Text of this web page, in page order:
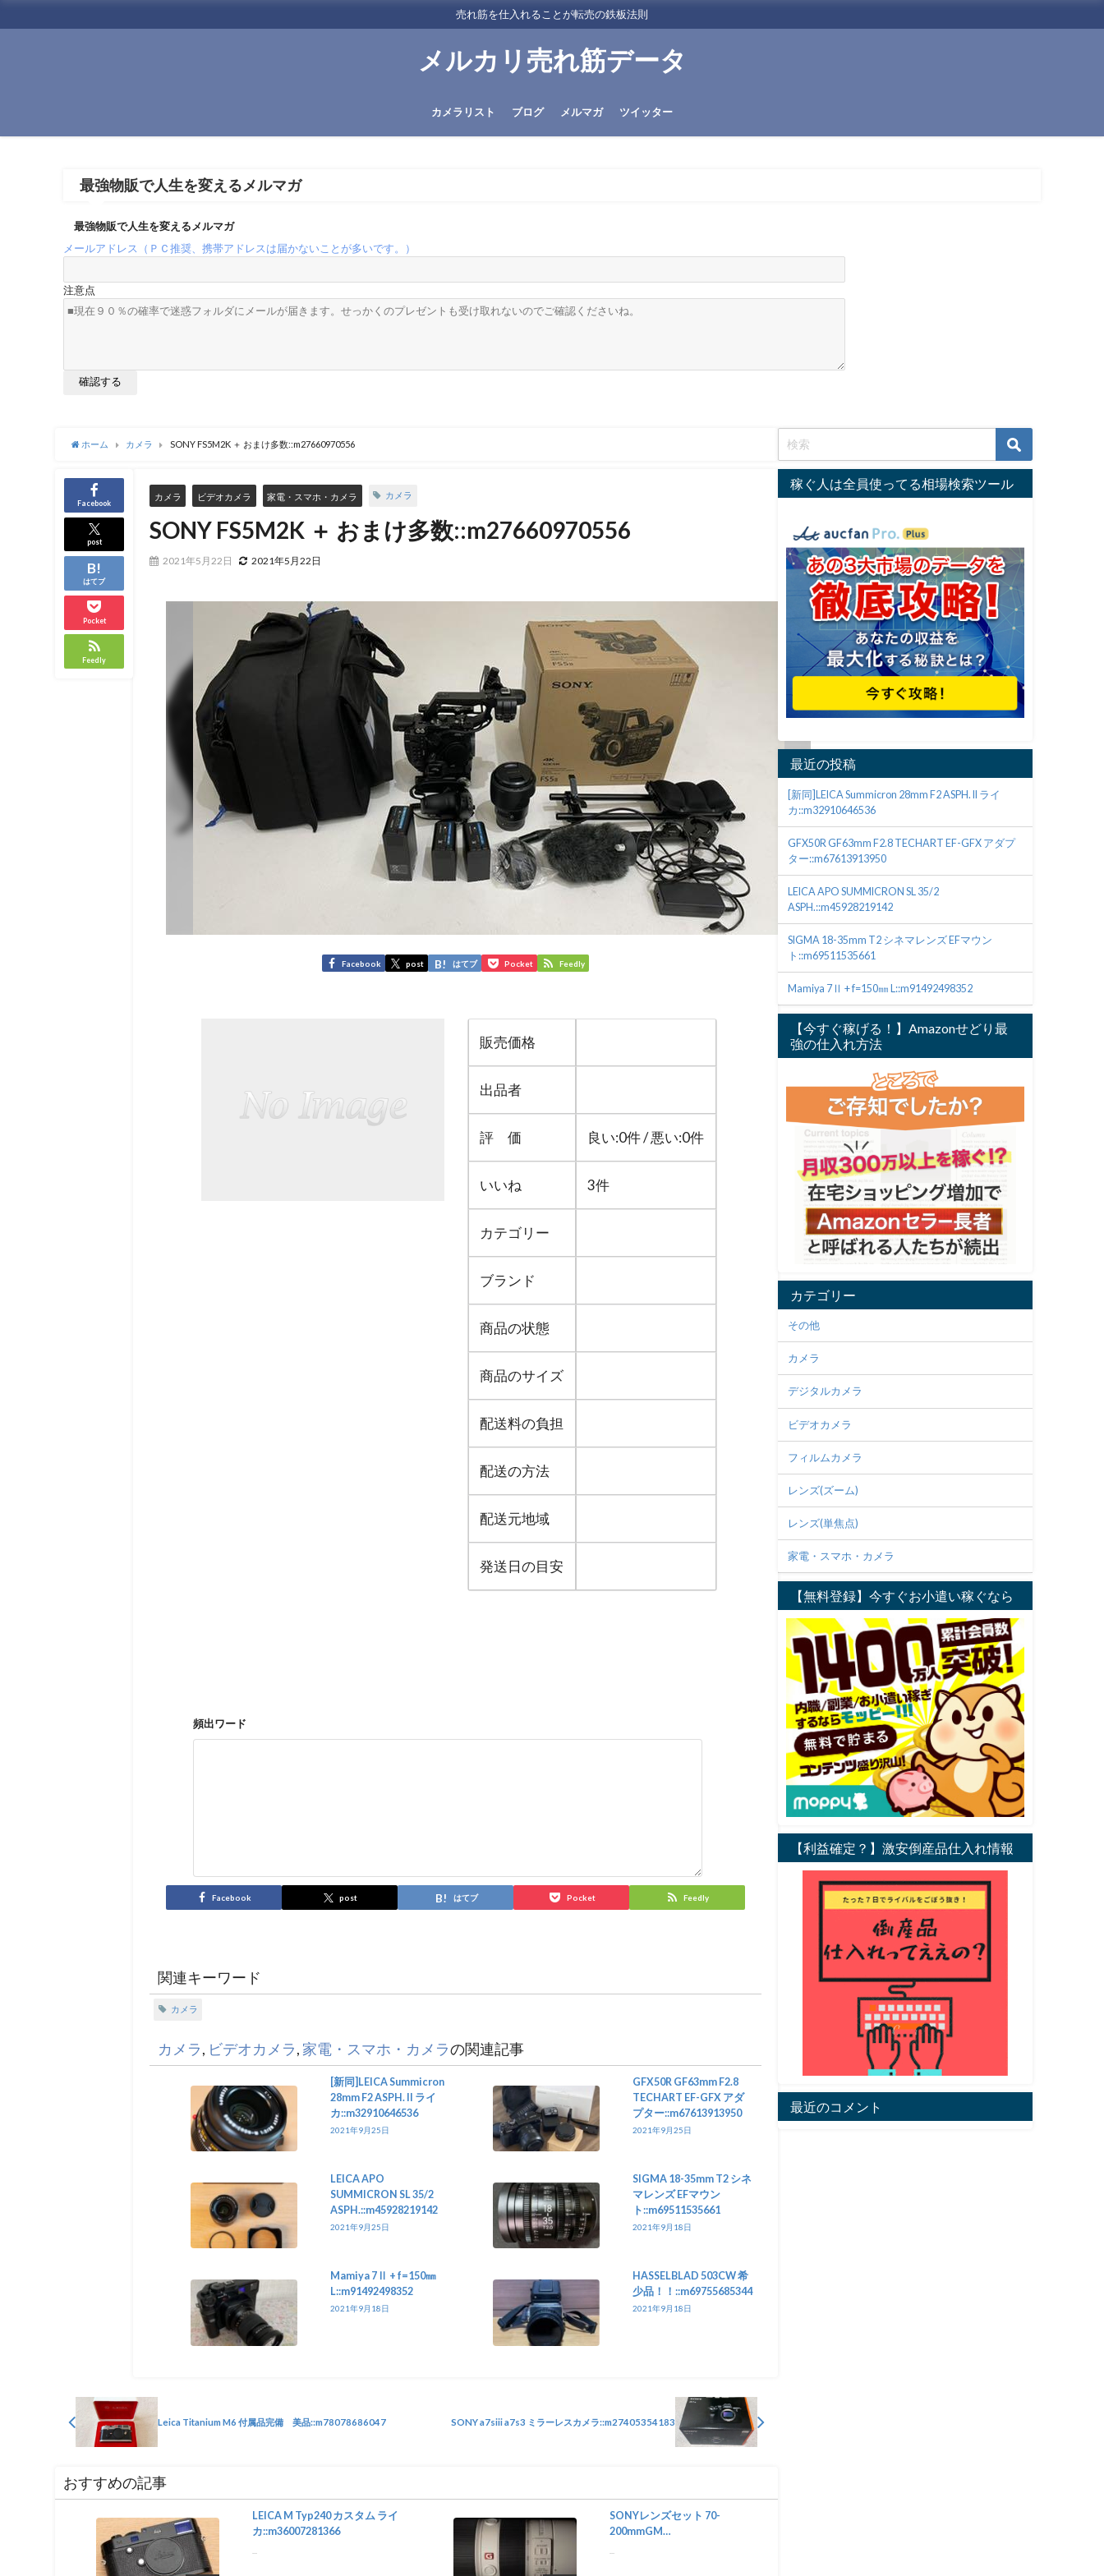
売れ筋を仕入れることが転売の鉄板法則
メルカリ売れ筋データ
カメラリスト ブログ メルマガ ツイッター
最強物販で人生を変えるメルマガ
最強物販で人生を変えるメルマガ
メールアドレス（ＰＣ推奨、携帯アドレスは届かないことが多いです。）
注意点
ホーム カメラ SONY FS5M2K ＋ おまけ多数::m27660970556
Facebook
post
はてブ
Pocket
Feedly
カメラ ビデオカメラ 家電・スマホ・カメラ カメラ
SONY FS5M2K ＋ おまけ多数::m27660970556
2021年5月22日 2021年5月22日
Facebook post はてブ Pocket Feedly
販売価格
出品者
評 価 良い:0件 / 悪い:0件
いいね 3件
カテゴリー
ブランド
商品の状態
商品のサイズ
配送料の負担
配送の方法
配送元地域
発送日の目安
頻出ワード
Facebook post はてブ Pocket Feedly
関連キーワード
カメラ
カメラ, ビデオカメラ, 家電・スマホ・カメラの関連記事
[新同]LEICA Summicron
28mm F2 ASPH. II ライ
カ::m32910646536
2021年9月25日
GFX50R GF63mm F2.8
TECHART EF-GFX アダ
プター::m67613913950
2021年9月25日
LEICA APO
SUMMICRON SL 35/2
ASPH.::m45928219142
2021年9月25日
SIGMA 18-35mm T2 シネ
マレンズ EFマウン
ト::m69511535661
2021年9月18日
Mamiya 7Ⅱ + f=150㎜
L::m91492498352
2021年9月18日
HASSELBLAD 503CW 希
少品！！::m69755685344
2021年9月18日
Leica Titanium M6 付属品完備 美品::m78078686047 SONY a7siii a7s3 ミラーレスカメラ::m27405354183
おすすめの記事
LEICA M Typ240 カスタム ライ
カ::m36007281366
SONYレンズセット 70-
200mmGM
稼ぐ人は全員使ってる相場検索ツール
最近の投稿
[新同]LEICA Summicron 28mm F2 ASPH. II ライ
カ::m32910646536
GFX50R GF63mm F2.8 TECHART EF-GFX アダプ
ター::m67613913950
LEICA APO SUMMICRON SL 35/2
ASPH.::m45928219142
SIGMA 18-35mm T2 シネマレンズ EFマウン
ト::m69511535661
Mamiya 7Ⅱ + f=150㎜ L::m91492498352
【今すぐ稼げる！】Amazonせどり最
強の仕入れ方法
カテゴリー
その他
カメラ
デジタルカメラ
ビデオカメラ
フィルムカメラ
レンズ(ズーム)
レンズ(単焦点)
家電・スマホ・カメラ
【無料登録】今すぐお小遣い稼ぐなら
【利益確定？】激安倒産品仕入れ情報
最近のコメント